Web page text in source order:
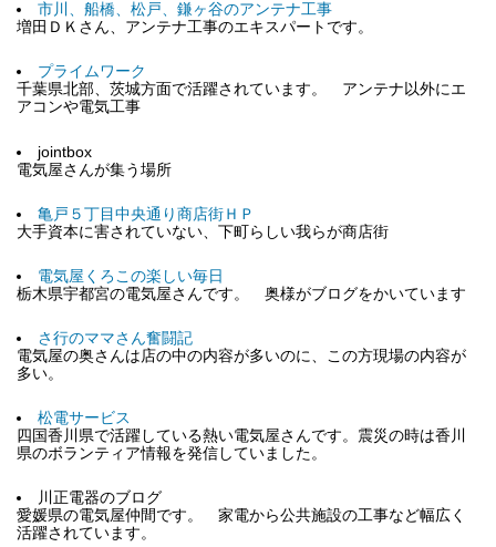
市川、船橋、松戸、鎌ヶ谷のアンテナ工事
増田ＤＫさん、アンテナ工事のエキスパートです。
プライムワーク
千葉県北部、茨城方面で活躍されています。 アンテナ以外にエ
アコンや電気工事
jointbox
電気屋さんが集う場所
亀戸５丁目中央通り商店街ＨＰ
大手資本に害されていない、下町らしい我らが商店街
電気屋くろこの楽しい毎日
栃木県宇都宮の電気屋さんです。 奥様がブログをかいています
さ行のママさん奮闘記
電気屋の奥さんは店の中の内容が多いのに、この方現場の内容が
多い。
松電サービス
四国香川県で活躍している熱い電気屋さんです。震災の時は香川
県のボランティア情報を発信していました。
川正電器のブログ
愛媛県の電気屋仲間です。 家電から公共施設の工事など幅広く
活躍されています。